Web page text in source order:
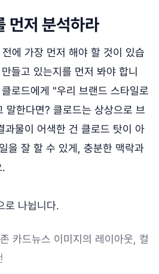
먼저 분석하라
에 가장 먼저 해야 할 것이 있습
들고 있는지를 먼저 봐야 합니
로드에게 "우리 브랜드 스타일로
말한다면? 클로드는 상상으로 브
과물이 어색한 건 클로드 탓이 아
을 잘 할 수 있게, 충분한 맥락과
.
로 나뉩니다.
카드뉴스 이미지의 레이아웃, 컬